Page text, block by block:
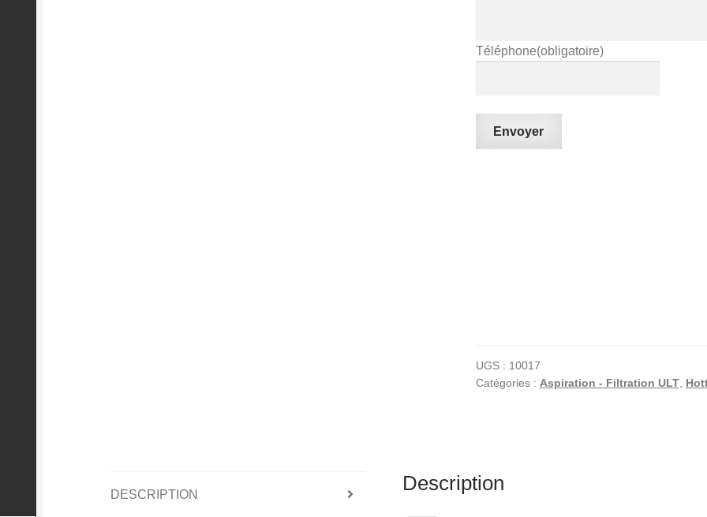
Téléphone(obligatoire)
Envoyer
UGS : 10017
Catégories : Aspiration - Filtration ULT,
DESCRIPTION
Description